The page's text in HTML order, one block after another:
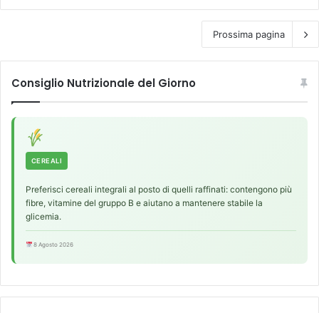
Prossima pagina
Consiglio Nutrizionale del Giorno
CEREALI
Preferisci cereali integrali al posto di quelli raffinati: contengono più
fibre, vitamine del gruppo B e aiutano a mantenere stabile la
glicemia.
8 Agosto 2026